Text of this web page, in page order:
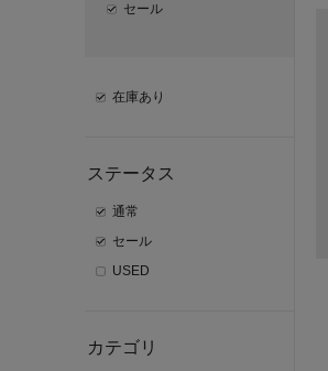
セール
在庫あり
ステータス
通常
セール
USED
カテゴリ